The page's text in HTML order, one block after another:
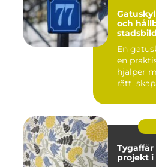
Gatuskylt funktion,
och
En
en
hjälper
rätt,
projekt